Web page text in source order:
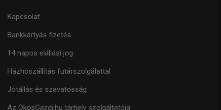
Kapcsolat
Bankkártyás fizetés
14 napos elállási jog
Házhoszállítás futárszolgálattal
Jótállás és szavatosság
Az OkosGazdi.hu tárhely szolgáltatója